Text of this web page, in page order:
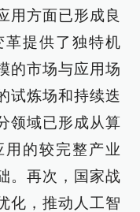
用方面已形成良
提供了独特机
的市场与应用场
试炼场和持续迭
领域已形成从算
的较完整产业
。再次，国家战
化，推动人工智